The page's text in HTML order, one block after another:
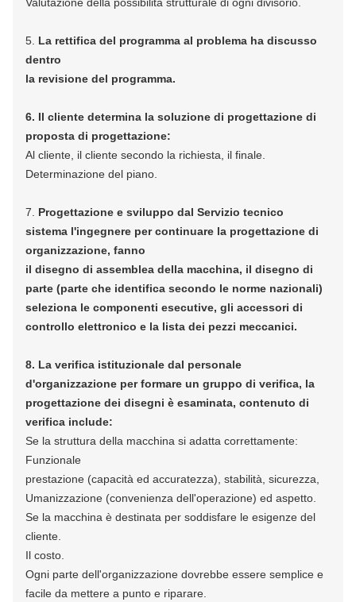
5. La rettifica del programma al problema ha discusso
dentro
la revisione del programma.
6. Il cliente determina la soluzione di progettazione di
proposta di progettazione:
Al cliente, il cliente secondo la richiesta, il finale.
Determinazione del piano.
7. Progettazione e sviluppo dal Servizio tecnico
sistema l'ingegnere per continuare la progettazione di
organizzazione, fanno
il disegno di assemblea della macchina, il disegno di
parte (parte che identifica secondo le norme nazionali)
seleziona le componenti esecutive, gli accessori di
controllo elettronico e la lista dei pezzi meccanici.
8. La verifica istituzionale dal personale
d'organizzazione per formare un gruppo di verifica, la
progettazione dei disegni è esaminata, contenuto di
verifica include:
Se la struttura della macchina si adatta correttamente:
Funzionale
prestazione (capacità ed accuratezza), stabilità, sicurezza,
Umanizzazione (convenienza dell'operazione) ed aspetto.
Se la macchina è destinata per soddisfare le esigenze del
cliente.
Il costo.
Ogni parte dell'organizzazione dovrebbe essere semplice e
facile da mettere a punto e riparare.